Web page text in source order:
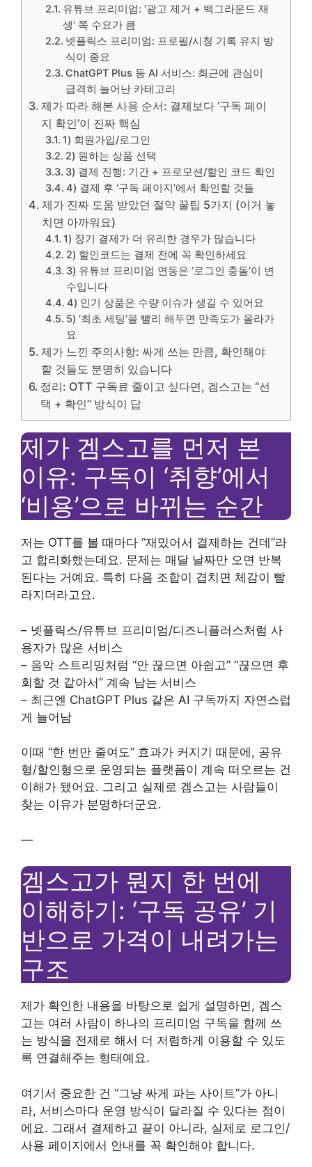
유튜브 프리미엄: ‘광고 제거 + 백그라운드 재
생’ 쪽 수요가 큼
넷플릭스 프리미엄: 프로필/시청 기록 유지 방
식이 중요
ChatGPT Plus 등 AI 서비스: 최근에 관심이
급격히 늘어난 카테고리
제가 따라 해본 사용 순서: 결제보다 ‘구독 페이
지 확인’이 진짜 핵심
1) 회원가입/로그인
2) 원하는 상품 선택
3) 결제 진행: 기간 + 프로모션/할인 코드 확인
4) 결제 후 ‘구독 페이지’에서 확인할 것들
제가 진짜 도움 받았던 절약 꿀팁 5가지 (이거 놓
치면 아까워요)
1) 장기 결제가 더 유리한 경우가 많습니다
2) 할인코드는 결제 전에 꼭 확인하세요
3) 유튜브 프리미엄 연동은 ‘로그인 충돌’이 변
수입니다
4) 인기 상품은 수량 이슈가 생길 수 있어요
5) ‘최초 세팅’을 빨리 해두면 만족도가 올라가
요
제가 느낀 주의사항: 싸게 쓰는 만큼, 확인해야
할 것들도 분명히 있습니다
정리: OTT 구독료 줄이고 싶다면, 겜스고는 “선
택 + 확인” 방식이 답
제가 겜스고를 먼저 본
이유: 구독이 ‘취향’에서
‘비용’으로 바뀌는 순간
저는 OTT를 볼 때마다 “재밌어서 결제하는 건데”라
고 합리화했는데요. 문제는 매달 날짜만 오면 반복
된다는 거예요. 특히 다음 조합이 겹치면 체감이 빨
라지더라고요.
– 넷플릭스/유튜브 프리미엄/디즈니플러스처럼 사
용자가 많은 서비스
– 음악 스트리밍처럼 “안 끊으면 아쉽고” “끊으면 후
회할 것 같아서” 계속 남는 서비스
– 최근엔 ChatGPT Plus 같은 AI 구독까지 자연스럽
게 늘어남
이때 “한 번만 줄여도” 효과가 커지기 때문에, 공유
형/할인형으로 운영되는 플랫폼이 계속 떠오르는 건
이해가 됐어요. 그리고 실제로 겜스고는 사람들이
찾는 이유가 분명하더군요.
—
겜스고가 뭔지 한 번에
이해하기: ‘구독 공유’ 기
반으로 가격이 내려가는
구조
제가 확인한 내용을 바탕으로 쉽게 설명하면, 겜스
고는 여러 사람이 하나의 프리미엄 구독을 함께 쓰
는 방식을 전제로 해서 더 저렴하게 이용할 수 있도
록 연결해주는 형태예요.
여기서 중요한 건 “그냥 싸게 파는 사이트”가 아니
라, 서비스마다 운영 방식이 달라질 수 있다는 점이
에요. 그래서 결제하고 끝이 아니라, 실제로 로그인/
사용 페이지에서 안내를 꼭 확인해야 합니다.